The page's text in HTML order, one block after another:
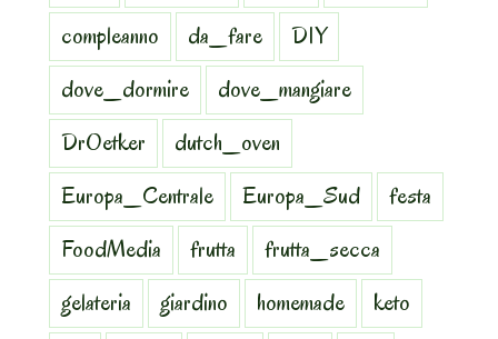
compleanno
da_fare
DIY
dove_dormire
dove_mangiare
DrOetker
dutch_oven
Europa_Centrale
Europa_Sud
festa
FoodMedia
frutta
frutta_secca
gelateria
giardino homemade
keto